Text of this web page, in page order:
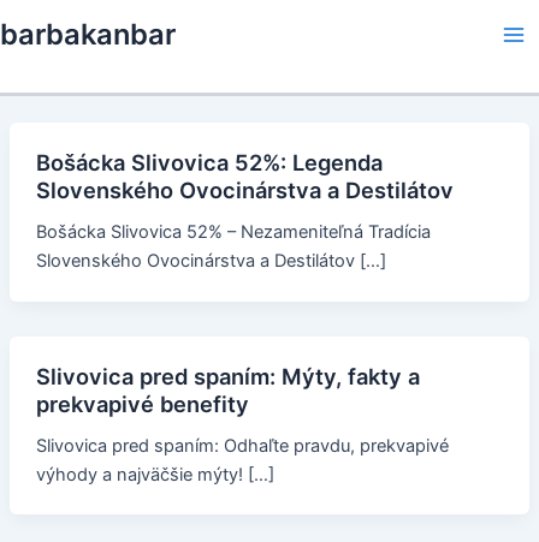
to
barbakanbar
Bošácka Slivovica 52%: Legenda
Slovenského Ovocinárstva a Destilátov
Bošácka Slivovica 52% – Nezameniteľná Tradícia
Slovenského Ovocinárstva a Destilátov […]
Slivovica pred spaním: Mýty, fakty a
prekvapivé benefity
Slivovica pred spaním: Odhaľte pravdu, prekvapivé
výhody a najväčšie mýty! […]